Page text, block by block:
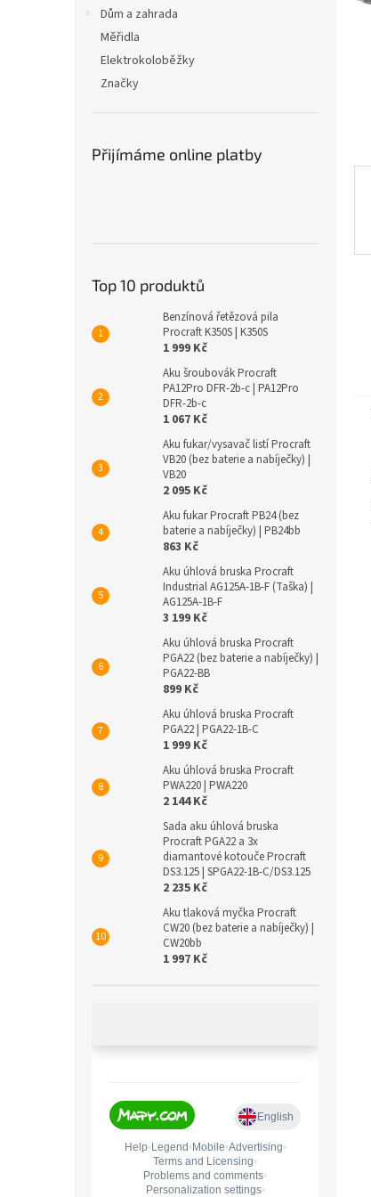
Dům a zahrada
Měřidla
Elektrokoloběžky
Značky
Přijímáme online platby
Top 10 produktů
Benzínová řetězová pila
Procraft K350S | K350S
1 999 Kč
Aku šroubovák Procraft
PA12Pro DFR-2b-c | PA12Pro
DFR-2b-c
1 067 Kč
Aku fukar/vysavač listí Procraft
VB20 (bez baterie a nabíječky) |
VB20
2 095 Kč
Aku fukar Procraft PB24 (bez
baterie a nabíječky) | PB24bb
863 Kč
Aku úhlová bruska Procraft
Industrial AG125A-1B-F (Taška) |
AG125A-1B-F
3 199 Kč
Aku úhlová bruska Procraft
PGA22 (bez baterie a nabíječky) |
PGA22-BB
899 Kč
Aku úhlová bruska Procraft
PGA22 | PGA22-1B-C
1 999 Kč
Aku úhlová bruska Procraft
PWА220 | PWA220
2 144 Kč
Sada aku úhlová bruska
Procraft PGA22 a 3x
diamantové kotouče Procraft
DS3.125 | SPGA22-1B-C/DS3.125
2 235 Kč
Aku tlaková myčka Procraft
CW20 (bez baterie a nabíječky) |
CW20bb
1 997 Kč